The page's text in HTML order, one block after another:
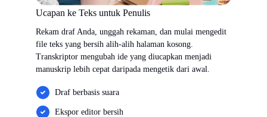
Ucapan ke Teks untuk Penulis
Rekam draf Anda, unggah rekaman, dan mulai mengedit
file teks yang bersih alih-alih halaman kosong.
Transkriptor mengubah ide yang diucapkan menjadi
manuskrip lebih cepat daripada mengetik dari awal.
Draf berbasis suara
Ekspor editor bersih